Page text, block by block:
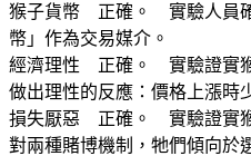
猴子貨幣 正確。 實驗人員
幣」作為交易媒介。
經濟理性 正確。 實驗證實
做出理性的反應：價格上漲時
損失厭惡 正確。 實驗證實
對兩種賭博機制，牠們傾向於